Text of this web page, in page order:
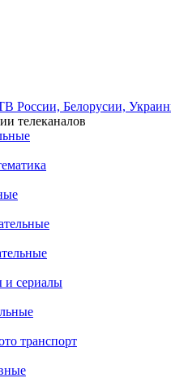
России, Белорусии,
телеканалов
сериалы
транспорт